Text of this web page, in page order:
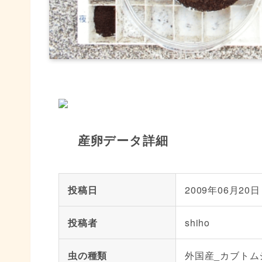
産卵データ詳細
投稿日 2009年06月20日
投稿者 shiho
虫の種類 外国産_カブトム